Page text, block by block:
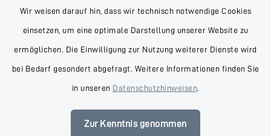
Wir weisen darauf hin, dass wir technisch notwendige Cookies
einsetzen, um eine optimale Darstellung unserer Website zu
ermöglichen. Die Einwilligung zur Nutzung weiterer Dienste wird
bei Bedarf gesondert abgefragt. Weitere Informationen finden Sie
in unseren Datenschutzhinweisen.
Zur Kenntnis genommen
Impressum
Sitemap